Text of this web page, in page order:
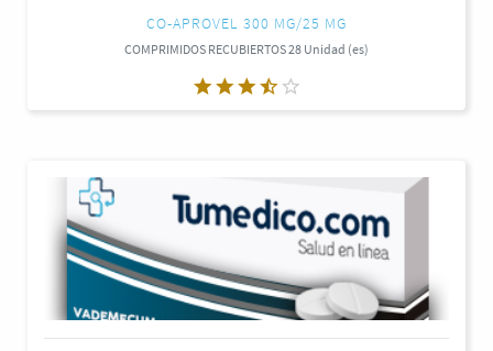
CO-APROVEL 300 MG/25 MG
COMPRIMIDOS RECUBIERTOS 28 Unidad (es)